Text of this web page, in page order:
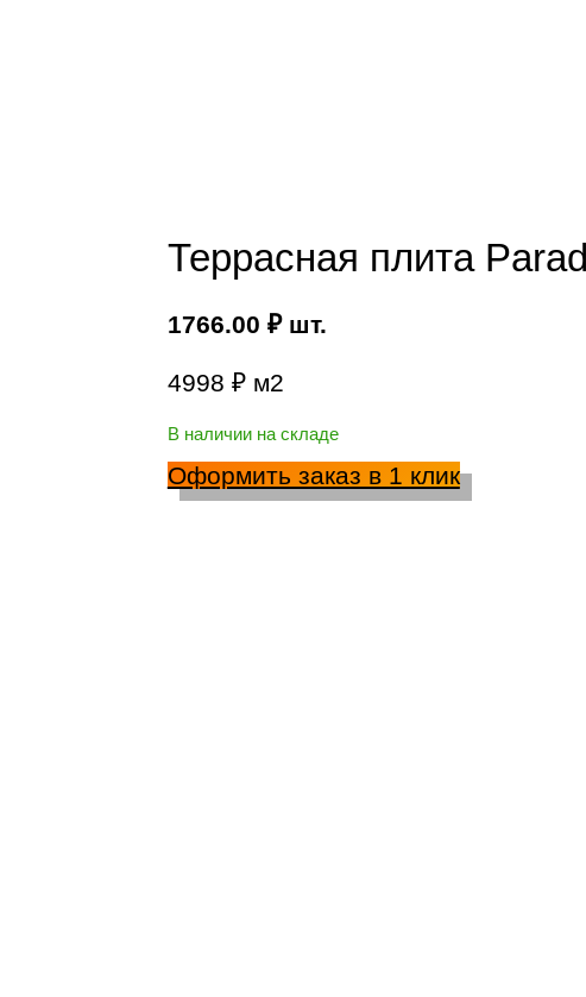
Террасная плита
1766.00 ₽ шт.
4998 ₽ м2
В наличии на складе
Оформить заказ в 1 клик